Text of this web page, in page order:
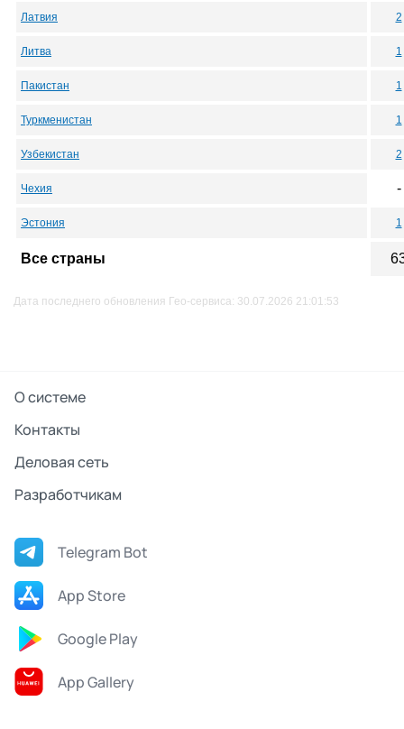
Латвия 2
Литва 1
Пакистан 1
Туркменистан 1
Узбекистан 2
Чехия -
Эстония 1
Все страны
Дата последнего обновления Гео-сервиса: 30.07.2026 21:01:53
О системе
Контакты
Деловая сеть
Разработчикам
Telegram Bot
App Store
Google Play
App Gallery